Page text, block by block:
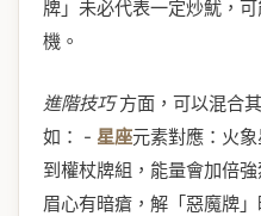
牌」未必代表一定炒魷，
機。
進階技巧方面，可以混合
如： - 星座元素對應：火
到權杖牌組，能量會加倍
眉心有暗瘡，解「惡魔牌